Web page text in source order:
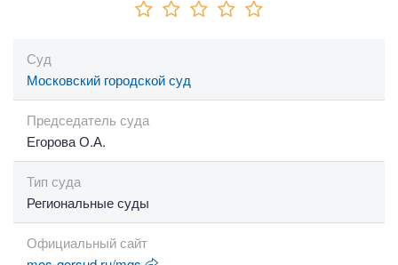
Суд
Московский городской суд
Председатель суда
Егорова О.А.
Тип суда
Региональные суды
Официальный сайт